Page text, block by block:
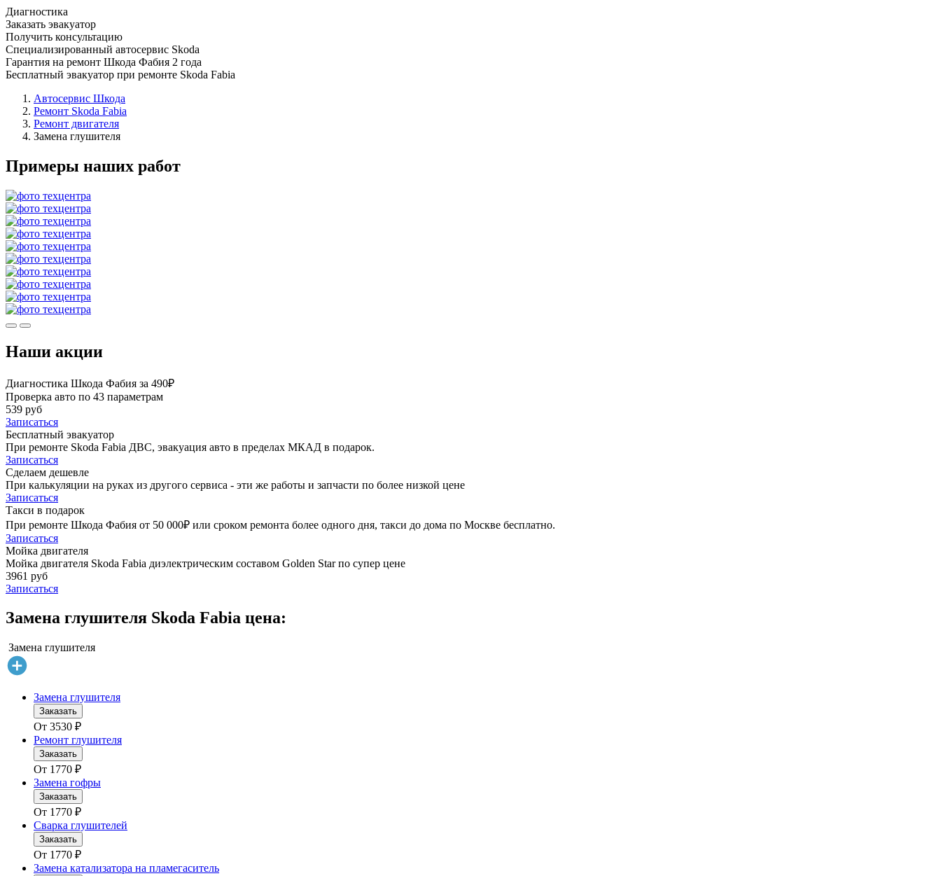
Диагностика
Заказать эвакуатор
Получить консультацию
Специализированный автосервис Skoda
Гарантия на ремонт Шкода Фабия 2 года
Бесплатный эвакуатор при ремонте Skoda Fabia
Автосервис Шкода
Ремонт Skoda Fabia
Ремонт двигателя
Замена глушителя
Примеры наших работ
Наши акции
Диагностика Шкода Фабия за 490₽
Проверка авто по 43 параметрам
539 руб
Записаться
Бесплатный эвакуатор
При ремонте Skoda Fabia ДВС, эвакуация авто в пределах МКАД в подарок.
Записаться
Сделаем дешевле
При калькуляции на руках из другого сервиса - эти же работы и запчасти по более низкой цене
Записаться
Такси в подарок
При ремонте Шкода Фабия от 50 000₽ или сроком ремонта более одного дня, такси до дома по Москве бесплатно.
Записаться
Мойка двигателя
Мойка двигателя Skoda Fabia диэлектрическим составом Golden Star по супер цене
3961 руб
Записаться
Замена глушителя Skoda Fabia цена:
Замена глушителя
Замена глушителя
Заказать
От 3530 ₽
Ремонт глушителя
Заказать
От 1770 ₽
Замена гофры
Заказать
От 1770 ₽
Сварка глушителей
Заказать
От 1770 ₽
Замена катализатора на пламегаситель